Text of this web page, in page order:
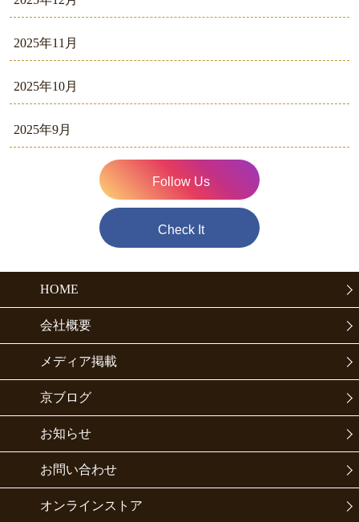
2025年11月
2025年10月
2025年9月
Follow Us
Check It
HOME
会社概要
メディア掲載
京ブログ
お知らせ
お問い合わせ
オンラインストア